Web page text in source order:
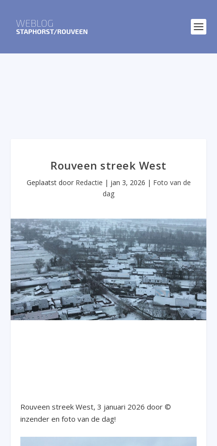
Rouveen streek West
Geplaatst door Redactie | jan 3, 2026 | Foto van de
dag
Rouveen streek West, 3 januari 2026 door ©
inzender en foto van de dag!